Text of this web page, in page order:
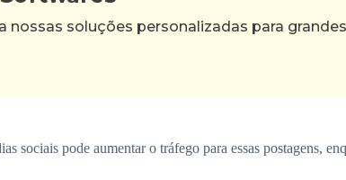
soluções personalizadas para
sociais pode aumentar o tráfego para essas postagens,